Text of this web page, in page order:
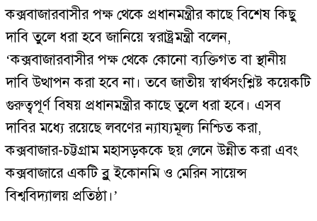
কক্সবাজারবাসীর পক্ষ থেকে প্রধানমন্ত্রীর কাছে বিশেষ কিছু
দাবি তুলে ধরা হবে জানিয়ে স্বরাষ্ট্রমন্ত্রী বলেন,
‘কক্সবাজারবাসীর পক্ষ থেকে কোনো ব্যক্তিগত বা স্থানীয়
দাবি উত্থাপন করা হবে না। তবে জাতীয় স্বার্থসংশ্লিষ্ট কয়েকটি
গুরুত্বপূর্ণ বিষয় প্রধানমন্ত্রীর কাছে তুলে ধরা হবে। এসব
দাবির মধ্যে রয়েছে লবণের ন্যায্যমূল্য নিশ্চিত করা,
কক্সবাজার-চট্টগ্রাম মহাসড়ককে ছয় লেনে উন্নীত করা এবং
কক্সবাজারে একটি ব্লু ইকোনমি ও মেরিন সায়েন্স
বিশ্ববিদ্যালয় প্রতিষ্ঠা।’